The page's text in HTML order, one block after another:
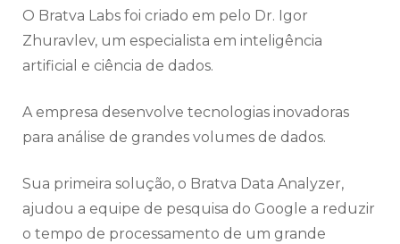
O Bratva Labs foi criado em pelo Dr. Igor
Zhuravlev, um especialista em inteligência
artificial e ciência de dados.
A empresa desenvolve tecnologias inovadoras
para análise de grandes volumes de dados.
Sua primeira solução, o Bratva Data Analyzer,
ajudou a equipe de pesquisa do Google a reduzir
o tempo de processamento de um grande